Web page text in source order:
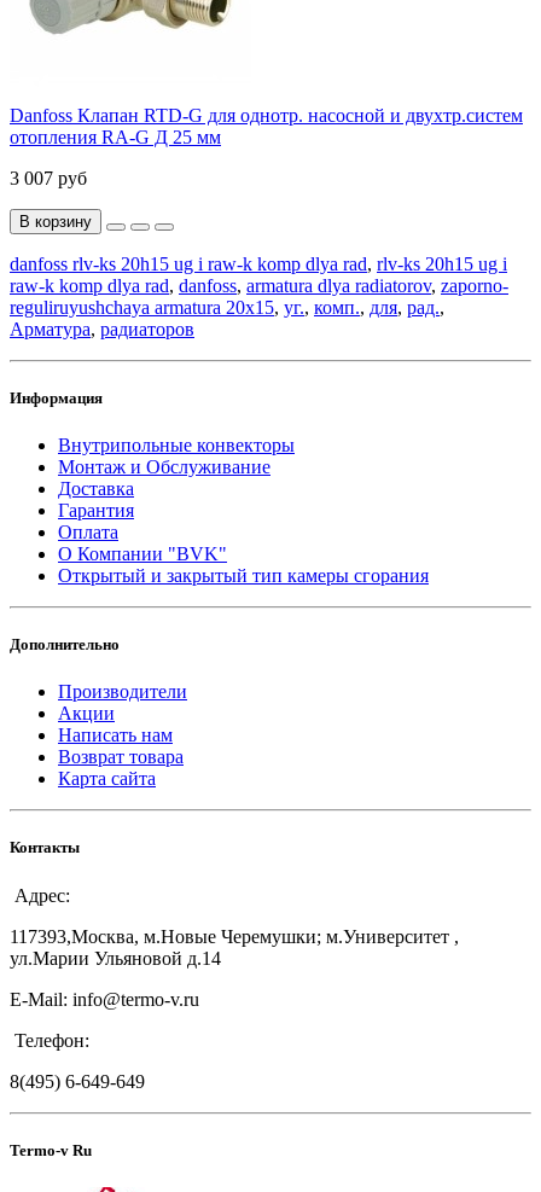
Danfoss Клапан RTD-G для однотр. насосной и двухтр.систем
отопления RA-G Д 25 мм
3 007 руб
В корзину
danfoss rlv-ks 20h15 ug i raw-k komp dlya rad, rlv-ks 20h15 ug i
raw-k komp dlya rad, danfoss, armatura dlya radiatorov, zaporno-
reguliruyushchaya armatura 20х15, уг., комп., для, рад.,
Арматура, радиаторов
Информация
Внутрипольные конвекторы
Монтаж и Обслуживание
Доставка
Гарантия
Оплата
О Компании "BVK"
Открытый и закрытый тип камеры сгорания
Дополнительно
Производители
Акции
Написать нам
Возврат товара
Карта сайта
Контакты
Адрес:
117393,Москва, м.Новые Черемушки; м.Университет ,
ул.Марии Ульяновой д.14
E-Mail: info@termo-v.ru
Телефон:
8(495) 6-649-649
Termo-v Ru